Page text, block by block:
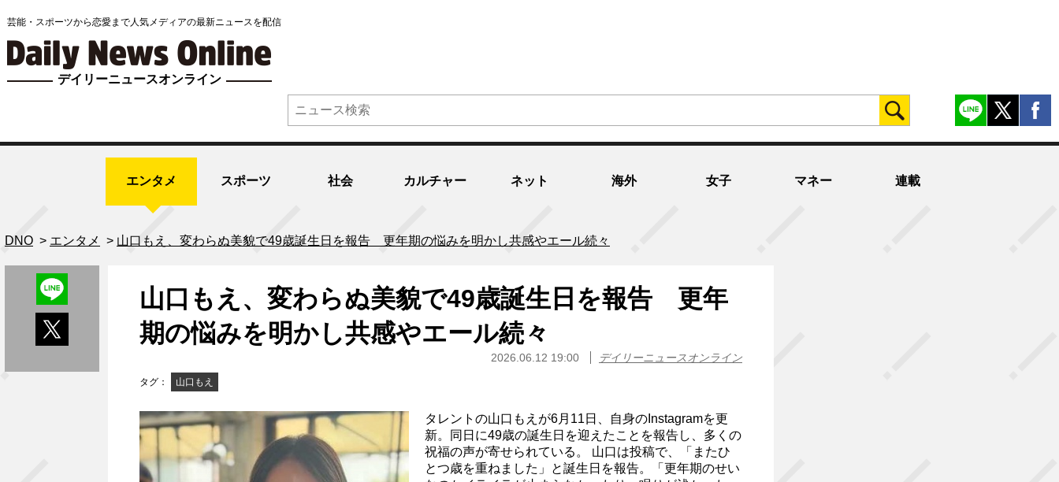
芸能・スポーツから恋愛まで人気メディアの最新ニュースを配信
デイリーニュースオンライン
エンタメ スポーツ 社会 カルチャー ネット 海外 女子 マネー 連載
DNO > エンタメ > 山口もえ、変わらぬ美貌で49歳誕生日を報告 更年期の悩みを明かし共感やエール続々
山口もえ、変わらぬ美貌で49歳誕生日を報告 更年
期の悩みを明かし共感やエール続々
2026.06.12 19:00 デイリーニュースオンライン
タグ： 山口もえ
タレントの山口もえが6月11日、自身のInstagramを更
新。同日に49歳の誕生日を迎えたことを報告し、多くの
祝福の声が寄せられている。 山口は投稿で、「またひ
とつ歳を重ねました」と誕生日を報告。「更年期のせい